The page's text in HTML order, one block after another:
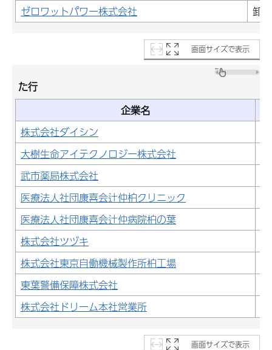
ゼロワットパワー株式会社 卸
画面サイズで表示
た行
企業名
株式会社ダイシン
大樹生命アイテクノロジー株式会社
武市薬局株式会社
医療法人社団康喜会辻仲柏クリニック
医療法人社団康喜会辻仲病院柏の葉
株式会社ツヅキ
株式会社東京自働機械製作所柏工場
東葉警備保障株式会社
株式会社ドリーム本社営業所
画面サイズで表示